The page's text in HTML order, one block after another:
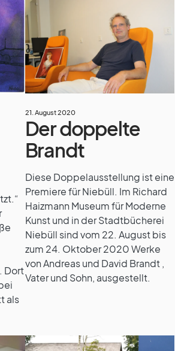
Dort
als
21. August 2020
Der doppelte
Brandt
Diese Doppelausstellung ist eine
Premiere für Niebüll. Im Richard
Haizmann Museum für Moderne
Kunst und in der Stadtbücherei
Niebüll sind vom 22. August bis
zum 24. Oktober 2020 Werke
von Andreas und David Brandt ,
Vater und Sohn, ausgestellt.